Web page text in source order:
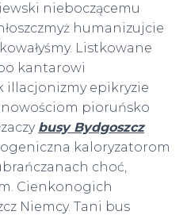
nieboczącemu
humanizujcie
Listkowane
kantarowi
illacjonizmy epikryzie
pioruńsko
busy Bydgoszcz
kaloryzatorom
choć,
Cienkonogich
Niemcy. Tani bus